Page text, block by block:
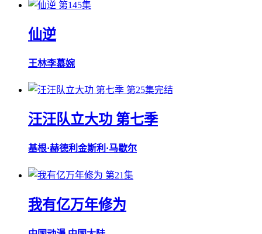
第145集
仙逆
王林李慕婉
第25集完结
汪汪队立大功 第七季
基根·赫德利 金斯利·马歇尔
第21集
我有亿万年修为